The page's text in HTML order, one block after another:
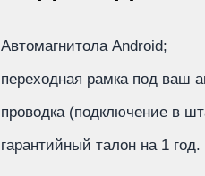
Автомагнитола Android;
переходная рамка под ваш
проводка (подключение в
гарантийный талон на 1 год.